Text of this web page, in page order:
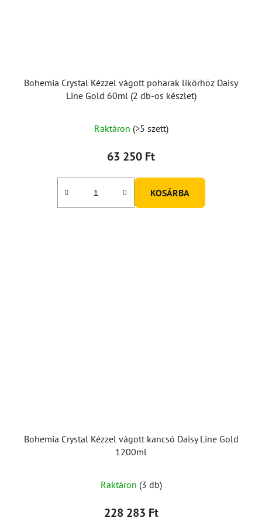
Bohemia Crystal Kézzel vágott poharak likőrhöz Daisy
Line Gold 60ml (2 db-os készlet)
Raktáron (>5 szett)
63 250 Ft
KOSÁRBA
Bohemia Crystal Kézzel vágott kancsó Daisy Line Gold
1200ml
Raktáron (3 db)
228 283 Ft